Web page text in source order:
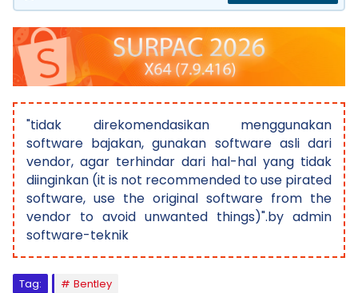
"tidak direkomendasikan menggunakan
software bajakan, gunakan software asli dari
vendor, agar terhindar dari hal-hal yang tidak
diinginkan (it is not recommended to use pirated
software, use the original software from the
vendor to avoid unwanted things)".by admin
software-teknik
Tag: Bentley